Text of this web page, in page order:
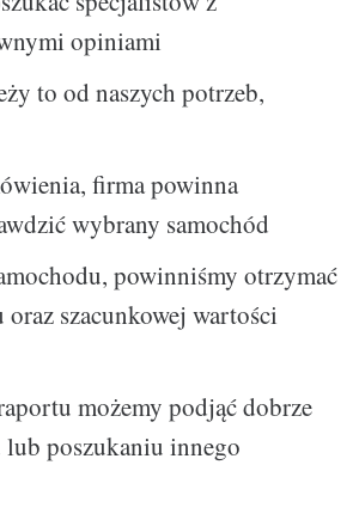
opiniami
to od naszych potrzeb,
firma powinna
wybrany samochód
powinniśmy otrzymać
szacunkowej wartości
możemy podjąć dobrze
poszukaniu innego